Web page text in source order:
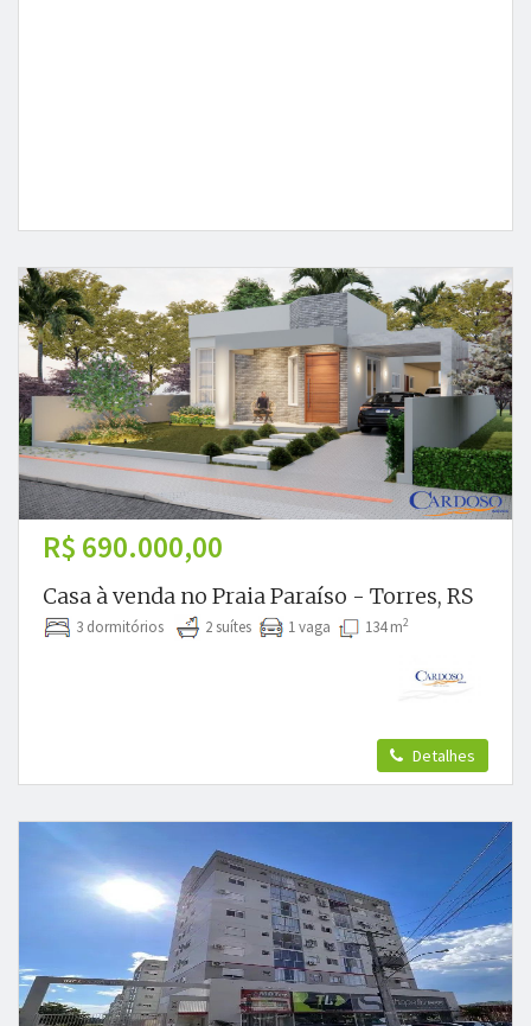
R$ 690.000,00
Casa à venda no Praia Paraíso - Torres, RS
3 dormitórios 2 suítes 1 vaga 134 m2
Detalhes